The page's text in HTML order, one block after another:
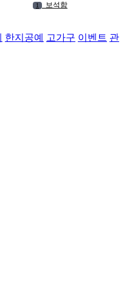
한지공예 고가구 이벤트 관
1 보석함
4 9